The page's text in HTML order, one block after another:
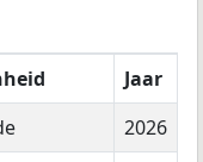
Jaar
2026